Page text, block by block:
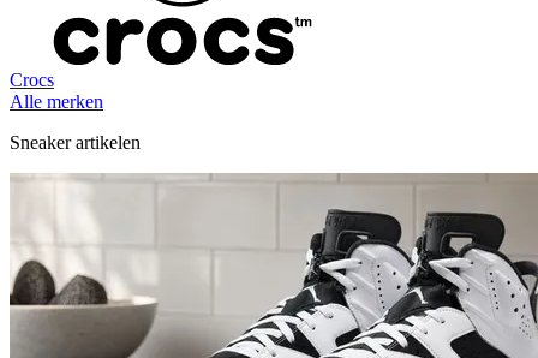
Crocs
Alle merken
Sneaker artikelen